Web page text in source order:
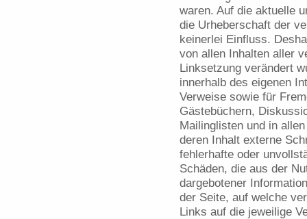
waren. Auf die aktuelle
die Urheberschaft der
keinerlei Einfluss.
von allen Inhalten aller
Linksetzung verändert
innerhalb des eigenen
Verweise sowie für
Gästebüchern,
Mailinglisten und in
deren Inhalt externe
fehlerhafte oder
Schäden, die aus der
dargebotener
der Seite, auf welche
Links auf die jeweilige